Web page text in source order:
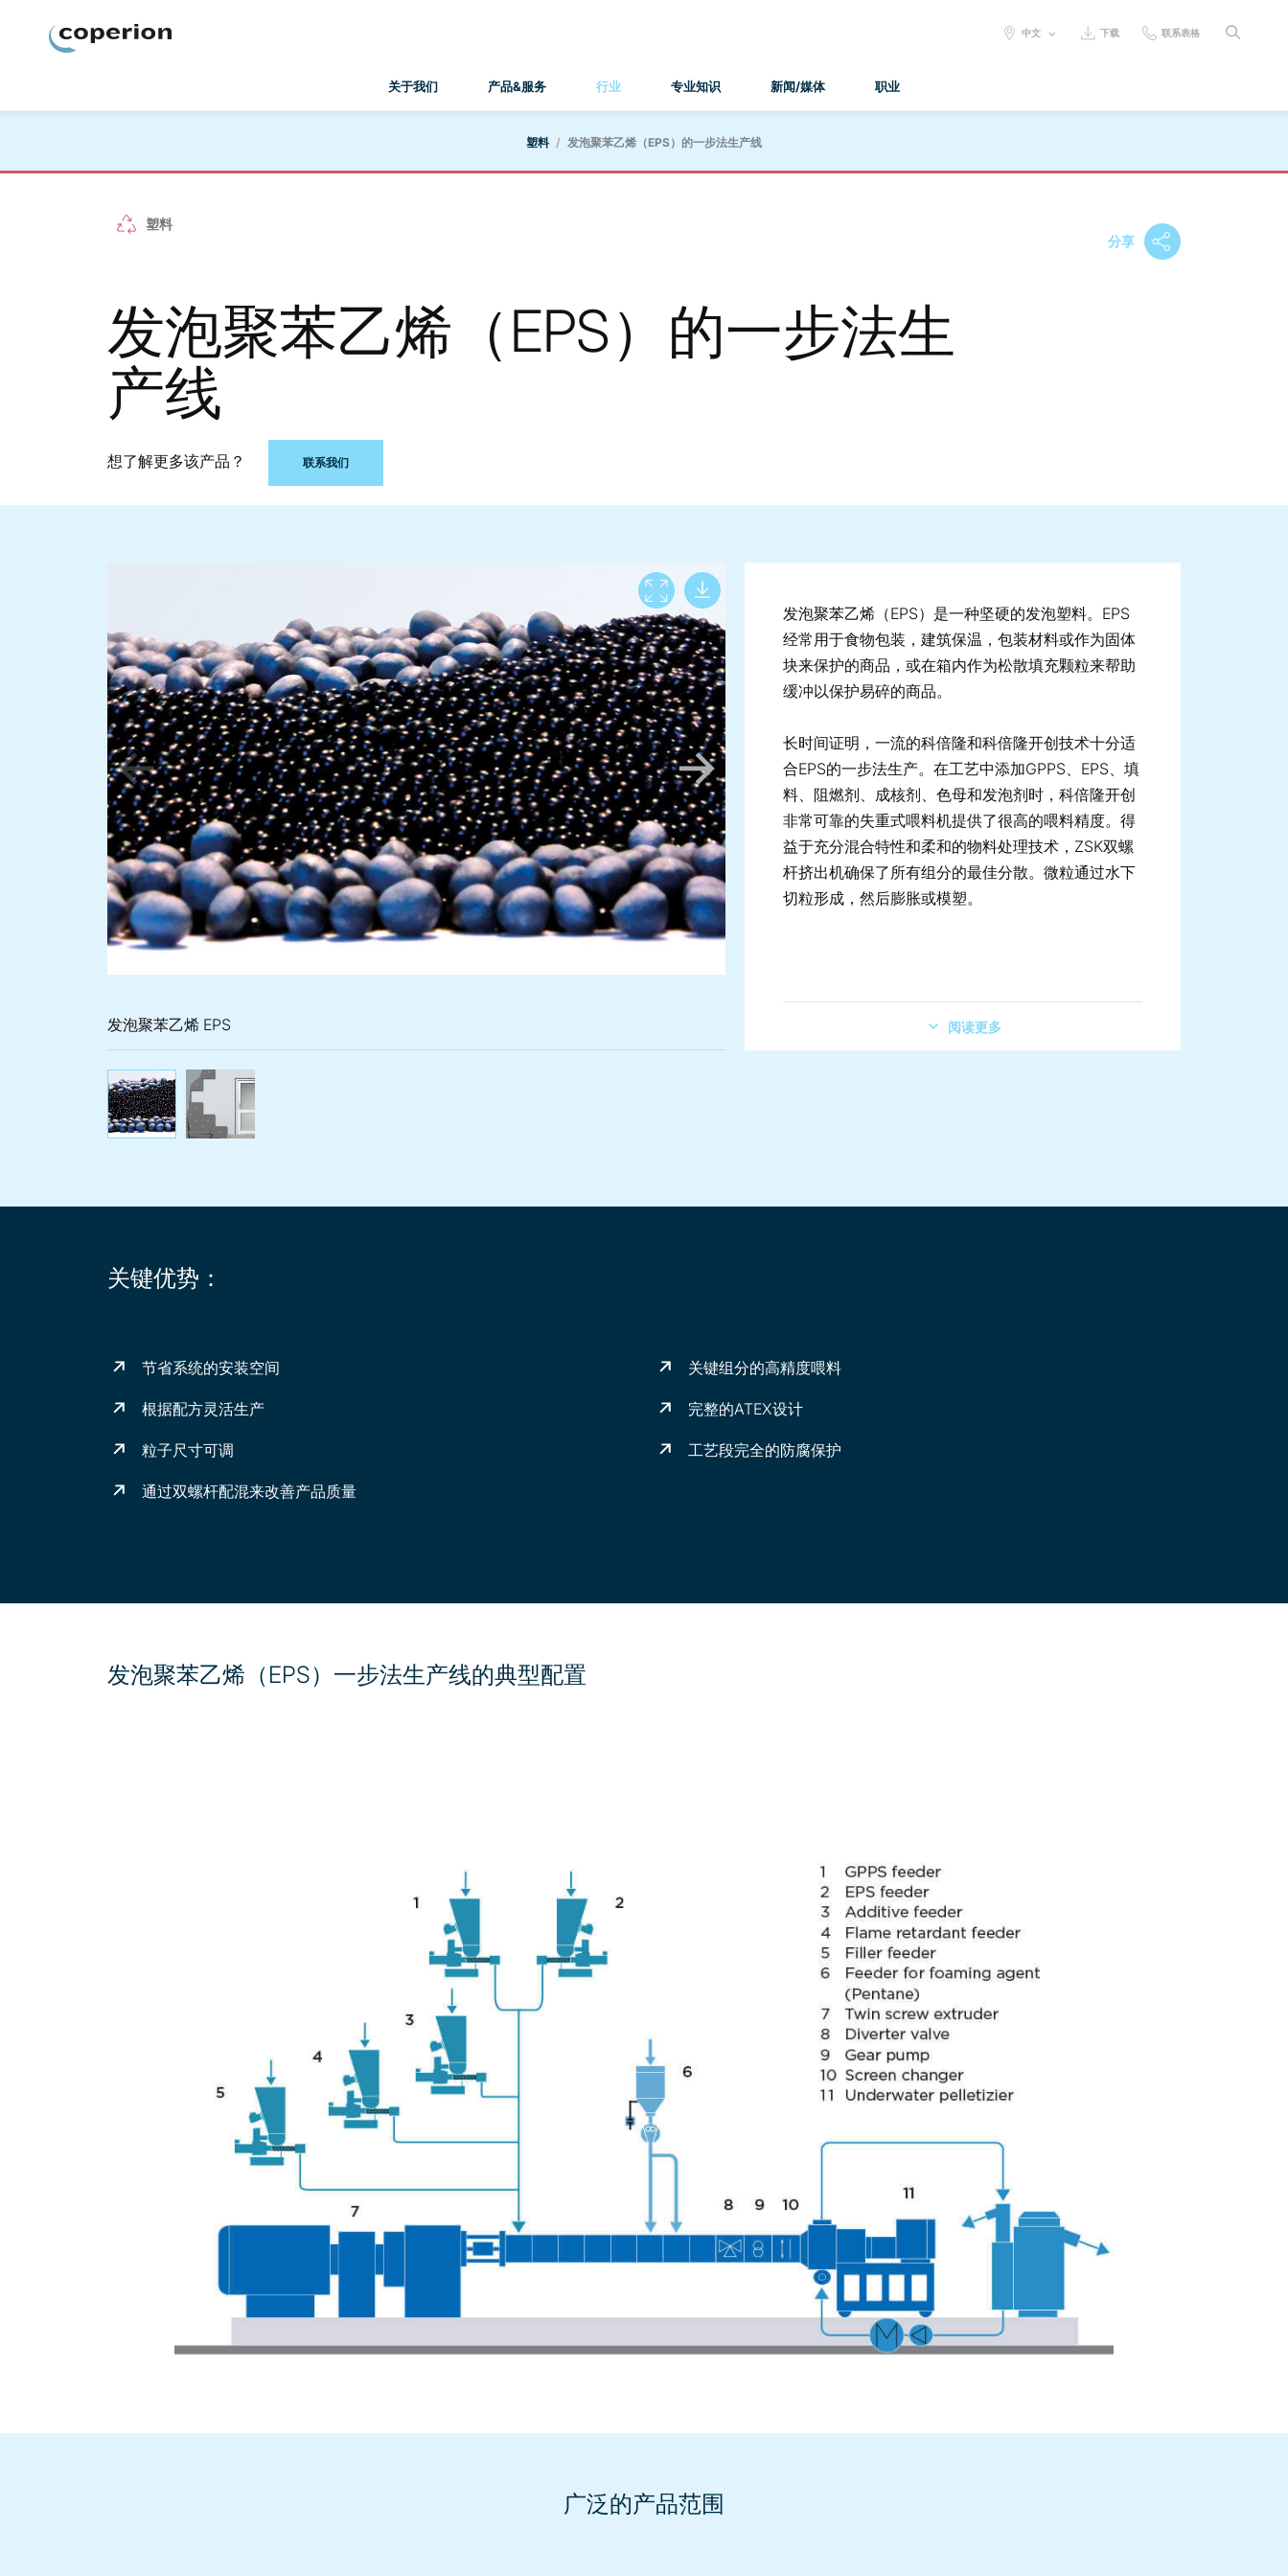
关于我们 产品&服务 行业 专业知识 新闻/媒体 职业
SELECT
中文 下载 联系表格
塑料 发泡聚苯乙烯（EPS）的一步法生产线
塑料
分享
发泡聚苯乙烯（EPS）的一步法生
产线
想了解更多该产品？ 联系我们
View full screen
发泡聚苯乙烯 EPS
发泡聚苯乙烯（EPS）是一种坚硬的发泡塑料。EPS
经常用于食物包装，建筑保温，包装材料或作为固体
块来保护的商品，或在箱内作为松散填充颗粒来帮助
缓冲以保护易碎的商品。
长时间证明，一流的科倍隆和科倍隆开创技术十分适
合EPS的一步法生产。在工艺中添加GPPS、EPS、填
料、阻燃剂、成核剂、色母和发泡剂时，科倍隆开创
非常可靠的失重式喂料机提供了很高的喂料精度。得
益于充分混合特性和柔和的物料处理技术，ZSK双螺
杆挤出机确保了所有组分的最佳分散。微粒通过水下
切粒形成，然后膨胀或模塑。
阅读更多
关键优势：
节省系统的安装空间
根据配方灵活生产
粒子尺寸可调
通过双螺杆配混来改善产品质量
关键组分的高精度喂料
完整的ATEX设计
工艺段完全的防腐保护
发泡聚苯乙烯（EPS）一步法生产线的典型配置
广泛的产品范围